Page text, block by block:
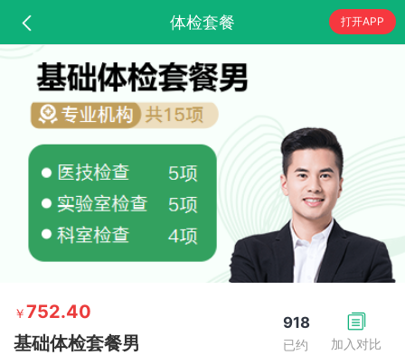
体检套餐 打开APP
加入对比
918
已约
￥752.40
基础体检套餐男